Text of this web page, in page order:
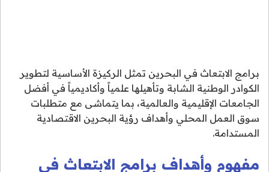
برامج الابتعاث في البحرين تمثل الركيزة الأساسية لتطوير
الكوادر الوطنية الشابة وتأهيلها علمياً وأكاديمياً في أفضل
الجامعات الإقليمية والعالمية، بما يتماشى مع متطلبات
سوق العمل المحلي وأهداف رؤية البحرين الاقتصادية
المستدامة.
مفهوم وأهداف برامج الابتعاث في